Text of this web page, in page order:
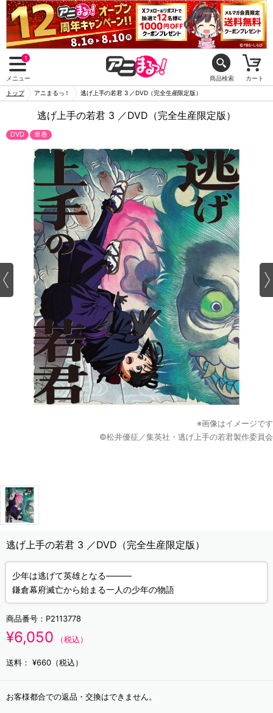
1
メニュー 商品検索 カート
トップ アニまるっ！ 逃げ上手の若君 3 ／DVD（完全生産限定版）
逃げ上手の若君 3 ／DVD（完全生産限定版）
DVD 単巻
※画像はイメージです
©松井優征／集英社・逃げ上手の若君製作委員会
逃げ上手の若君 3 ／DVD（完全生産限定版）
少年は逃げて英雄となる―――
鎌倉幕府滅亡から始まる一人の少年の物語
商品番号： P2113778
¥6,050 （税込）
送料： ¥660（税込）
お客様都合での返品・交換はできません。